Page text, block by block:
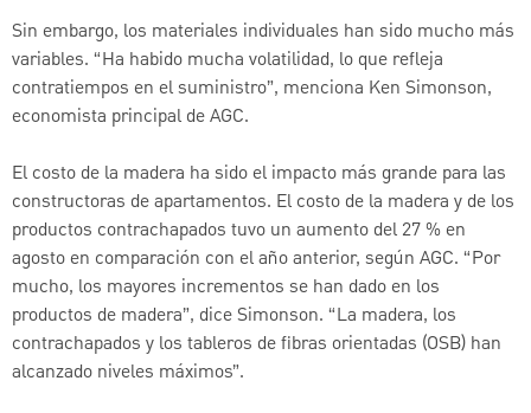
Sin embargo, los materiales individuales han sido mucho más
variables. “Ha habido mucha volatilidad, lo que refleja
contratiempos en el suministro”, menciona Ken Simonson,
economista principal de AGC.
El costo de la madera ha sido el impacto más grande para las
constructoras de apartamentos. El costo de la madera y de los
productos contrachapados tuvo un aumento del 27 % en
agosto en comparación con el año anterior, según AGC. “Por
mucho, los mayores incrementos se han dado en los
productos de madera”, dice Simonson. “La madera, los
contrachapados y los tableros de fibras orientadas (OSB) han
alcanzado niveles máximos”.